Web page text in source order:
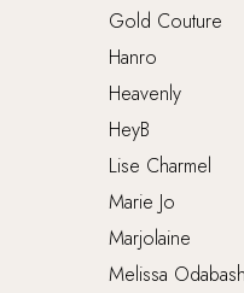
Gold Couture
Hanro
Heavenly
HeyB
Lise Charmel
Marie Jo
Marjolaine
Melissa Odabash